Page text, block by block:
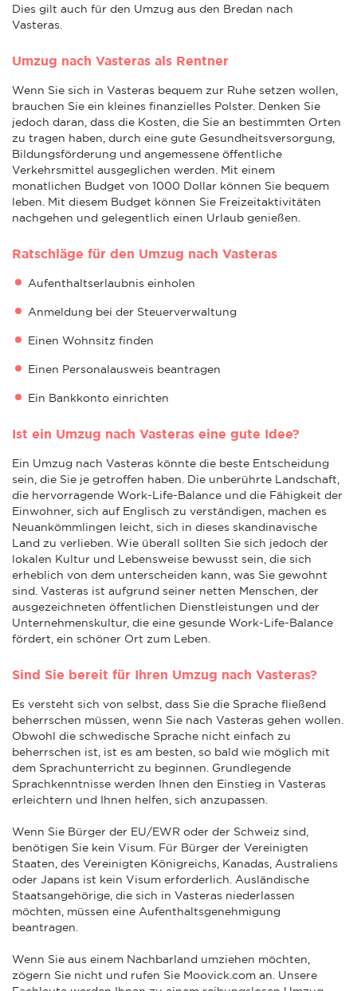
Dies gilt auch für den Umzug aus den Bredan nach
Vasteras.
Umzug nach Vasteras als Rentner
Wenn Sie sich in Vasteras bequem zur Ruhe setzen wollen,
brauchen Sie ein kleines finanzielles Polster. Denken Sie
jedoch daran, dass die Kosten, die Sie an bestimmten Orten
zu tragen haben, durch eine gute Gesundheitsversorgung,
Bildungsförderung und angemessene öffentliche
Verkehrsmittel ausgeglichen werden. Mit einem
monatlichen Budget von 1000 Dollar können Sie bequem
leben. Mit diesem Budget können Sie Freizeitaktivitäten
nachgehen und gelegentlich einen Urlaub genießen.
Ratschläge für den Umzug nach Vasteras
Aufenthaltserlaubnis einholen
Anmeldung bei der Steuerverwaltung
Einen Wohnsitz finden
Einen Personalausweis beantragen
Ein Bankkonto einrichten
Ist ein Umzug nach Vasteras eine gute Idee?
Ein Umzug nach Vasteras könnte die beste Entscheidung
sein, die Sie je getroffen haben. Die unberührte Landschaft,
die hervorragende Work-Life-Balance und die Fähigkeit der
Einwohner, sich auf Englisch zu verständigen, machen es
Neuankömmlingen leicht, sich in dieses skandinavische
Land zu verlieben. Wie überall sollten Sie sich jedoch der
lokalen Kultur und Lebensweise bewusst sein, die sich
erheblich von dem unterscheiden kann, was Sie gewohnt
sind. Vasteras ist aufgrund seiner netten Menschen, der
ausgezeichneten öffentlichen Dienstleistungen und der
Unternehmenskultur, die eine gesunde Work-Life-Balance
fördert, ein schöner Ort zum Leben.
Sind Sie bereit für Ihren Umzug nach Vasteras?
Es versteht sich von selbst, dass Sie die Sprache fließend
beherrschen müssen, wenn Sie nach Vasteras gehen wollen.
Obwohl die schwedische Sprache nicht einfach zu
beherrschen ist, ist es am besten, so bald wie möglich mit
dem Sprachunterricht zu beginnen. Grundlegende
Sprachkenntnisse werden Ihnen den Einstieg in Vasteras
erleichtern und Ihnen helfen, sich anzupassen.
Wenn Sie Bürger der EU/EWR oder der Schweiz sind,
benötigen Sie kein Visum. Für Bürger der Vereinigten
Staaten, des Vereinigten Königreichs, Kanadas, Australiens
oder Japans ist kein Visum erforderlich. Ausländische
Staatsangehörige, die sich in Vasteras niederlassen
möchten, müssen eine Aufenthaltsgenehmigung
beantragen.
Wenn Sie aus einem Nachbarland umziehen möchten,
zögern Sie nicht und rufen Sie Moovick.com an. Unsere